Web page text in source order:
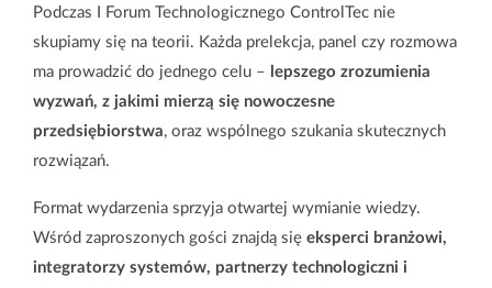
Podczas I Forum Technologicznego ControlTec nie
skupiamy się na teorii. Każda prelekcja, panel czy rozmowa
ma prowadzić do jednego celu – lepszego zrozumienia
wyzwań, z jakimi mierzą się nowoczesne
przedsiębiorstwa, oraz wspólnego szukania skutecznych
rozwiązań.
Format wydarzenia sprzyja otwartej wymianie wiedzy.
Wśród zaproszonych gości znajdą się eksperci branżowi,
integratorzy systemów, partnerzy technologiczni i
procesów
produkcyjnych
Prefabrykacja
Oferta CNC